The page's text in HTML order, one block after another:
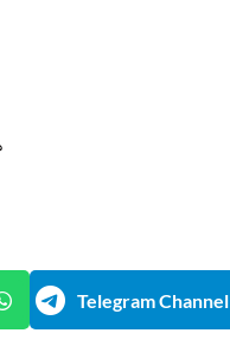
Telegram Channel